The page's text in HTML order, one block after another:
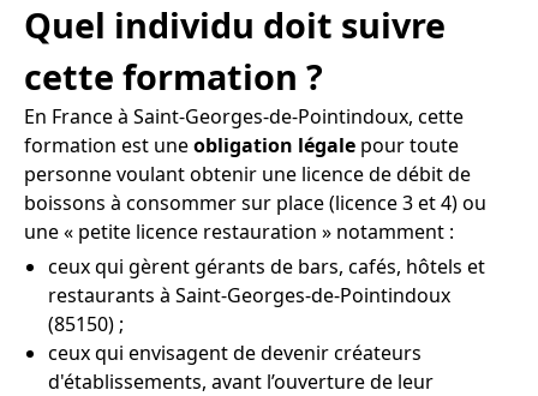
Quel individu doit suivre
cette formation ?
En France à Saint-Georges-de-Pointindoux, cette
formation est uneobligation légale pour toute
personne voulant obtenir une licence de débit de
boissons à consommer sur place (licence 3 et 4) ou
une « petite licence restauration » notamment :
ceux qui gèrent gérants de bars, cafés, hôtels et
restaurants à Saint-Georges-de-Pointindoux
(85150) ;
ceux qui envisagent de devenir créateurs
d'établissements, avant l’ouverture de leur